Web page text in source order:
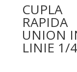
CUPLA
RAPIDA
UNION
LINIE 1/